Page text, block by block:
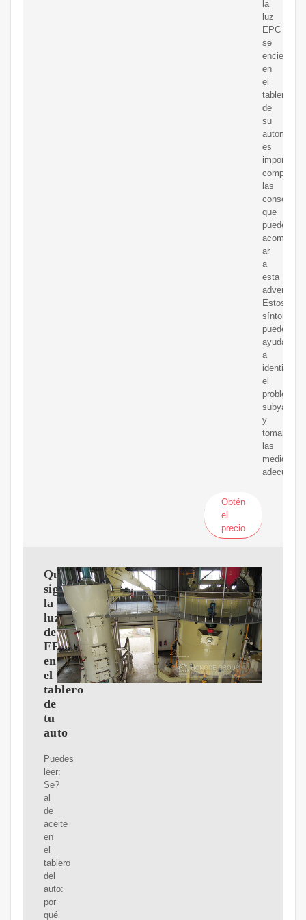
la
luz
EPC
se
enciende
en
el
tablero
de
su
automóvil,
es
importante
las
que
pueden
acompa?
ar
a
esta
Estos
síntomas
pueden
ayudarle
a
identificar
el
problema
y
tomar
las
medidas
Obtén
el
precio
Qué
significa
la
luz
de
EPC
en
el
tablero
de
tu
auto
Puedes
leer:
Se?
al
de
aceite
en
el
tablero
del
auto:
por
qué